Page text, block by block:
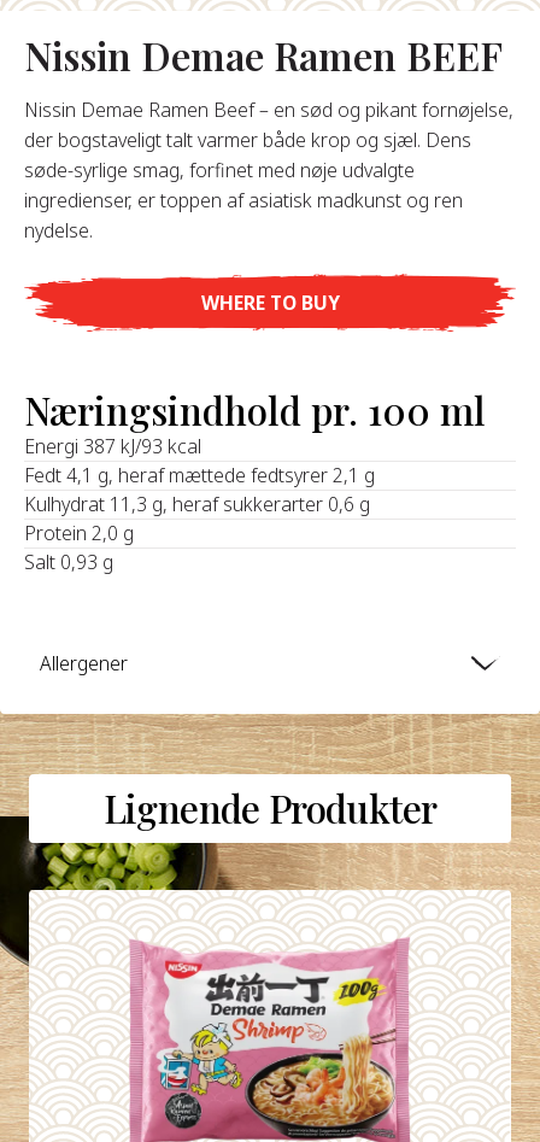
Om Os
Grundlægger
Historie
Værdier
Ofte
Stillede
Nissin Demae Ramen BEEF
Nissin Demae Ramen Beef – en sød og pikant fornøjelse,
der bogstaveligt talt varmer både krop og sjæl. Dens
søde-syrlige smag, forfinet med nøje udvalgte
ingredienser, er toppen af asiatisk madkunst og ren
nydelse.
WHERE TO BUY
Næringsindhold pr. 100 ml
Energi 387 kJ/93 kcal
Fedt 4,1 g, heraf mættede fedtsyrer 2,1 g
Kulhydrat 11,3 g, heraf sukkerarter 0,6 g
Protein 2,0 g
Salt 0,93 g
Allergener
Lignende Produkter